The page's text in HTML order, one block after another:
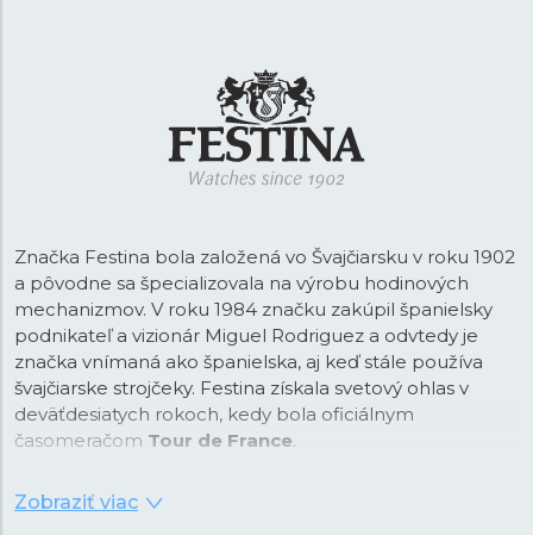
Značka Festina bola založená vo Švajčiarsku v roku 1902
a pôvodne sa špecializovala na výrobu hodinových
mechanizmov. V roku 1984 značku zakúpil španielsky
podnikateľ a vizionár Miguel Rodriguez a odvtedy je
značka vnímaná ako španielska, aj keď stále používa
švajčiarske strojčeky. Festina získala svetový ohlas v
deväťdesiatych rokoch, kedy bola oficiálnym
časomeračom Tour de France.
značka a vďaka spolupráci so svetoznámym
Zobraziť viac